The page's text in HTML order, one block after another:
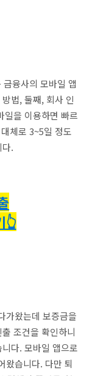
융사의 모바일 앱
법, 둘째, 회사 인
일을 이용하면 빠르
체로 3~5일 정도
.
👆
가왔는데 보증금을
조건을 확인하니
다. 모바일 앱으로
왔습니다. 다만 퇴